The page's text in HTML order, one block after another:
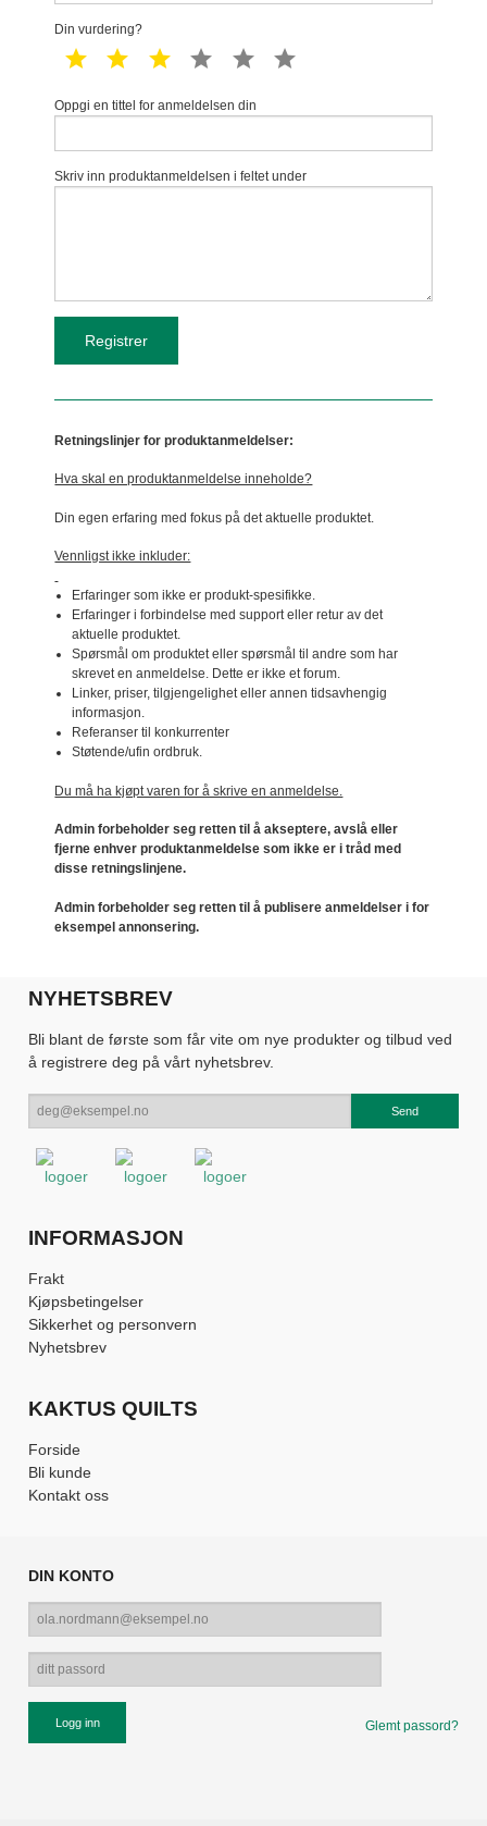
Din vurdering?
1 star 2 star 3 star 4 star 5 star
Oppgi en tittel for anmeldelsen din
Skriv inn produktanmeldelsen i feltet under
Retningslinjer for produktanmeldelser:
Hva skal en produktanmeldelse inneholde?
Din egen erfaring med fokus på det aktuelle produktet.
Vennligst ikke inkluder:
Erfaringer som ikke er produkt-spesifikke.
Erfaringer i forbindelse med support eller retur av det
aktuelle produktet.
Spørsmål om produktet eller spørsmål til andre som har
skrevet en anmeldelse. Dette er ikke et forum.
Linker, priser, tilgjengelighet eller annen tidsavhengig
informasjon.
Referanser til konkurrenter
Støtende/ufin ordbruk.
Du må ha kjøpt varen for å skrive en anmeldelse.
Admin forbeholder seg retten til å akseptere, avslå eller
fjerne enhver produktanmeldelse som ikke er i tråd med
disse retningslinjene.
Admin forbeholder seg retten til å publisere anmeldelser i for
eksempel annonsering.
NYHETSBREV
Bli blant de første som får vite om nye produkter og tilbud ved
å registrere deg på vårt nyhetsbrev.
INFORMASJON
Frakt
Kjøpsbetingelser
Sikkerhet og personvern
Nyhetsbrev
KAKTUS QUILTS
Forside
Bli kunde
Kontakt oss
DIN KONTO
Glemt passord?